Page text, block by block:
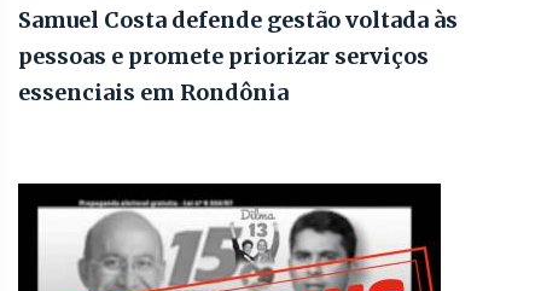
Samuel Costa defende gestão voltada às
pessoas e promete priorizar serviços
essenciais em Rondônia